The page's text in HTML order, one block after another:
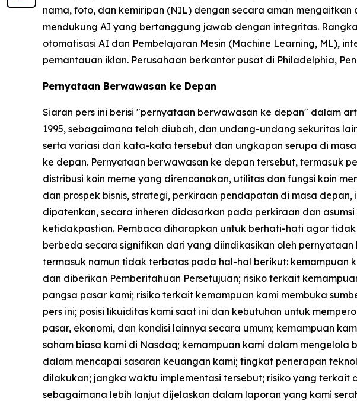
nama, foto, dan kemiripan (NIL) dengan secara aman
mendukung AI yang bertanggung jawab dengan integritas.
otomatisasi AI dan Pembelajaran Mesin (Machine Learning, ML),
pemantauan iklan. Perusahaan berkantor pusat di Philadelphia,
Pernyataan Berwawasan ke Depan
Siaran pers ini berisi "pernyataan berwawasan ke depan" dalam
1995, sebagaimana telah diubah, dan undang-undang sekuritas
serta variasi dari kata-kata tersebut dan ungkapan serupa di
ke depan. Pernyataan berwawasan ke depan tersebut, termasuk
distribusi koin meme yang direncanakan, utilitas dan fungsi koin
dan prospek bisnis, strategi, perkiraan pendapatan di masa
dipatenkan, secara inheren didasarkan pada perkiraan dan
ketidakpastian. Pembaca diharapkan untuk berhati-hati agar
berbeda secara signifikan dari yang diindikasikan oleh
termasuk namun tidak terbatas pada hal-hal berikut:
dan diberikan Pemberitahuan Persetujuan; risiko terkait
pangsa pasar kami; risiko terkait kemampuan kami membuka
pers ini; posisi likuiditas kami saat ini dan kebutuhan untuk
pasar, ekonomi, dan kondisi lainnya secara umum; kemampuan
saham biasa kami di Nasdaq; kemampuan kami dalam
dalam mencapai sasaran keuangan kami; tingkat penerapan
dilakukan; jangka waktu implementasi tersebut; risiko yang
sebagaimana lebih lanjut dijelaskan dalam laporan yang kami